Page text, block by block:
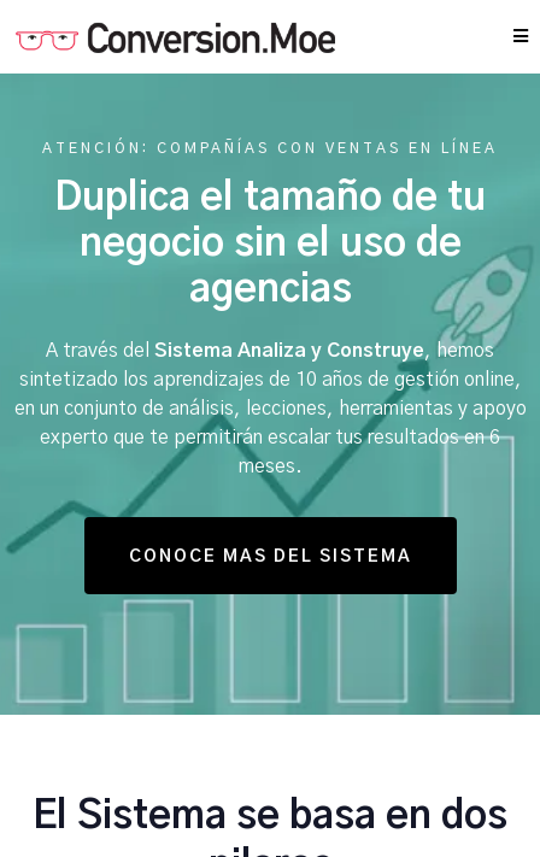
ATENCIÓN: COMPAÑÍAS CON VENTAS EN LÍNEA
Duplica el tamaño de tu
negocio sin el uso de
agencias
A través del Sistema Analiza y Construye, hemos
sintetizado los aprendizajes de 10 años de gestión online,
en un conjunto de análisis, lecciones, herramientas y apoyo
experto que te permitirán escalar tus resultados en 6
meses.
CONOCE MAS DEL SISTEMA
El Sistema se basa en dos